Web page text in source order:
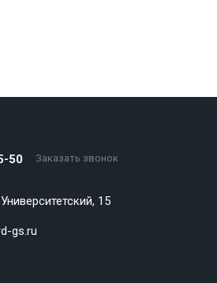
50 Заказать звонок
15
gs.ru